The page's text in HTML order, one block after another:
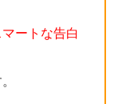
ートな告白